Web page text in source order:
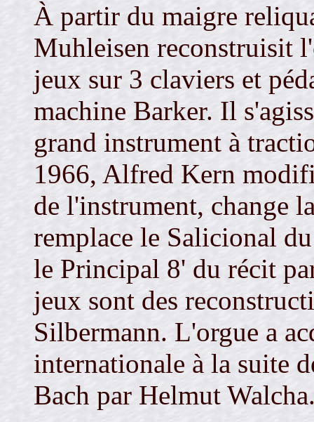
À partir du maigre
Muhleisen reconstruisit
jeux sur 3 claviers et
machine Barker. Il
grand instrument à
1966, Alfred Kern
de l'instrument, change
remplace le Salicional
le Principal 8' du récit
jeux sont des
Silbermann. L'orgue a
internationale à la suite
Bach par Helmut